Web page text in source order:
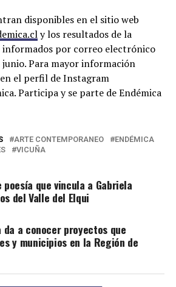
disponibles en el sitio web
y los resultados de la
informados por correo electrónico
Para mayor información
el perfil de Instagram
Participa y se parte de Endémica
ARTE CONTEMPORANEO
ENDÉMICA
VICUÑA
que vincula a Gabriela
del Valle del Elqui
a conocer proyectos que
y municipios en la Región de